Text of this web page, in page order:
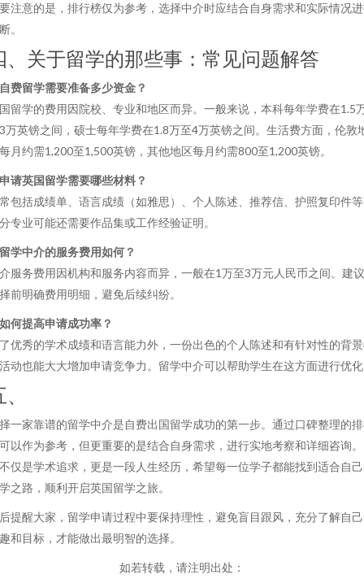
注意的是，排行榜仅为参考，选择中介时应结合自身需求和实际情况
。
、关于留学的那些事：常见问题解答
自费留学需要准备多少资金？
留学的费用因院校、专业和地区而异。一般来说，本科每年学费在1.5
万英镑之间，硕士每年学费在1.8万至4万英镑之间。生活费方面，伦敦
月约需1,200至1,500英镑，其他地区每月约需800至1,200英镑。
申请英国留学需要哪些材料？
包括成绩单、语言成绩（如雅思）、个人陈述、推荐信、护照复印件
专业可能还需要作品集或工作经验证明。
留学中介的服务费用如何？
服务费用因机构和服务内容而异，一般在1万至3万元人民币之间。建
前明确费用明细，避免后续纠纷。
如何提高申请成功率？
优秀的学术成绩和语言能力外，一份出色的个人陈述和有针对性的背
动也能大大增加申请竞争力。留学中介可以帮助学生在这方面进行优
一家靠谱的留学中介是自费出国留学成功的第一步。通过口碑整理的
以作为参考，但更重要的是结合自身需求，进行实地考察和详细咨询
仅是学术追求，更是一段人生经历，希望每一位学子都能找到适合自
之路，顺利开启英国留学之旅。
提醒大家，留学申请过程中要保持理性，避免盲目跟风，充分了解自
和目标，才能做出最明智的选择。
如若转载，请注明出处：